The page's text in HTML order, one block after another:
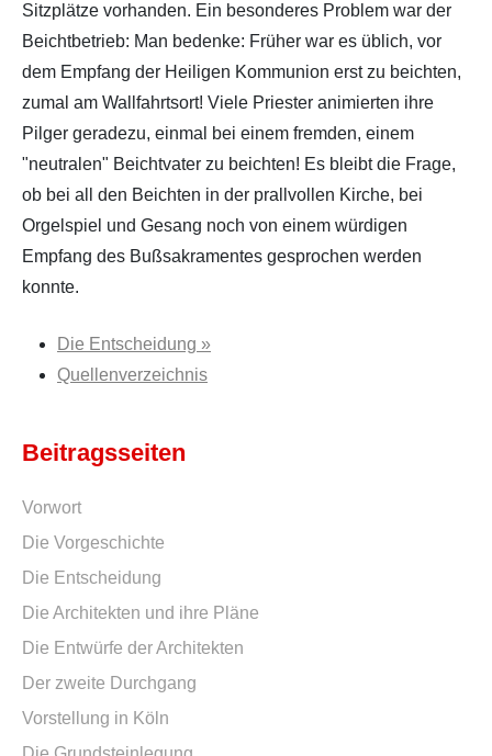
Beitragsseiten
Vorwort
Die Vorgeschichte
Die Entscheidung
Die Architekten und ihre Pläne
Die Entwürfe der Architekten
Der zweite Durchgang
Vorstellung in Köln
Sitzplätze vorhanden. Ein besonderes Problem war der
Beichtbetrieb: Man bedenke: Früher war es üblich, vor
dem Empfang der Heiligen Kommunion erst zu beichten,
zumal am Wallfahrtsort! Viele Priester animierten ihre
Pilger geradezu, einmal bei einem fremden, einem
"neutralen" Beichtvater zu beichten! Es bleibt die Frage,
ob bei all den Beichten in der prallvollen Kirche, bei
Orgelspiel und Gesang noch von einem würdigen
Empfang des Bußsakramentes gesprochen werden
konnte.
Die Entscheidung »
Quellenverzeichnis